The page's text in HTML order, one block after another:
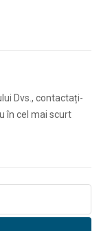
Dvs., contactați-
în cel mai scurt